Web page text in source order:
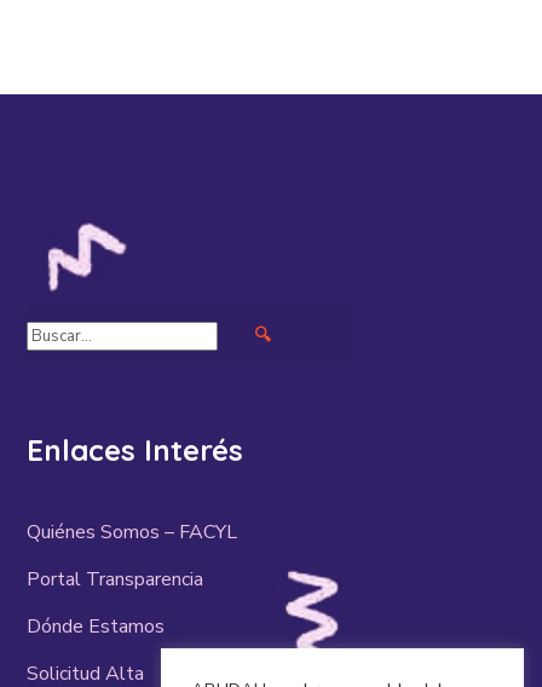
🔍
Enlaces Interés
Quiénes Somos – FACYL
Portal Transparencia
Dónde Estamos
Solicitud Alta